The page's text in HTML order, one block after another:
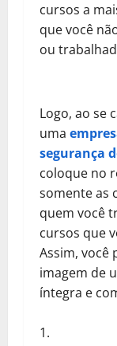
cursos a
que você
ou
Logo, ao se
uma
segurança
coloque no
somente as
quem você
cursos que
Assim, você
imagem de
íntegra e